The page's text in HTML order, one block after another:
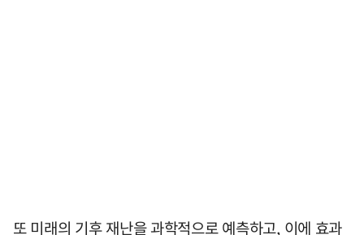
또 미래의 기후 재난을 과학적으로 예측하고, 이에 효과